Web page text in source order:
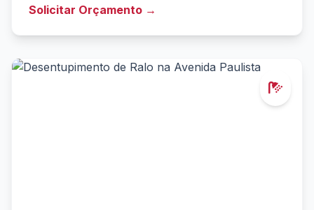
Solicitar Orçamento →